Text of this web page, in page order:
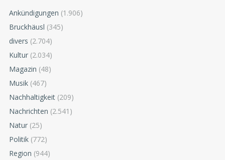
Ankündigungen (1.906)
Bruckhäusl (345)
divers (2.704)
Kultur (2.034)
Magazin (48)
Musik (467)
Nachhaltigkeit (209)
Nachrichten (2.541)
Natur (25)
Politik (772)
Region (944)